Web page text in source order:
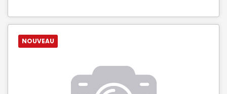
NOUVEAU